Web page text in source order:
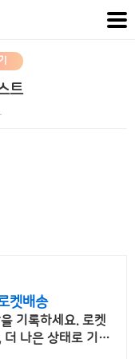
트
·
켓배송
기록하세요. 로켓
나은 상태로 기록